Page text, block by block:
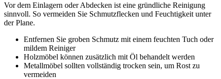
Vor dem Einlagern oder Abdecken ist eine gründliche Reinigung
sinnvoll. So vermeiden Sie Schmutzflecken und Feuchtigkeit unter
der Plane.
Entfernen Sie groben Schmutz mit einem feuchten Tuch oder
mildem Reiniger
Holzmöbel können zusätzlich mit Öl behandelt werden
Metallmöbel sollten vollständig trocken sein, um Rost zu
vermeiden